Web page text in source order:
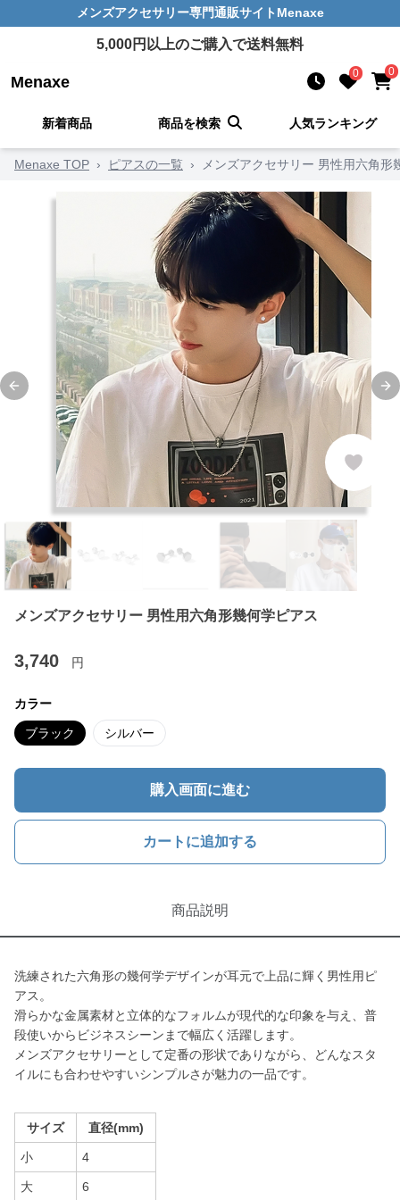
メンズアクセサリー専門通販サイト Menaxe
5,000円以上のご購入で送料無料
Menaxe 0 0
新着商品 商品を検索 人気ランキング
Menaxe TOP › ピアスの一覧 › メンズアクセサリー 男性用六角形
Previous slide
メンズアクセサリー 男性用六角形幾何学ピアス
3,740 円
カラー
ブラック シルバー
購入画面に進む
カートに追加する
商品説明
洗練された六角形の幾何学デザインが耳元で上品に輝く男性用ピ
アス。
滑らかな金属素材と立体的なフォルムが現代的な印象を与え、普
段使いからビジネスシーンまで幅広く活躍します。
メンズアクセサリーとして定番の形状でありながら、どんなスタ
イルにも合わせやすいシンプルさが魅力の一品です。
サイズ 直径(mm)
小 4
大 6